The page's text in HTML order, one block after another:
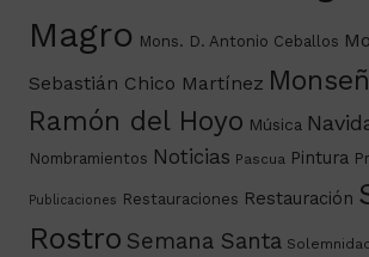
Magro Mons. D. Antonio Ceballos
Sebastián Chico Martínez
Ramón del Hoyo Música
Nombramientos Noticias Pascua Pintura
Publicaciones Restauraciones Restauración
Rostro Semana Santa